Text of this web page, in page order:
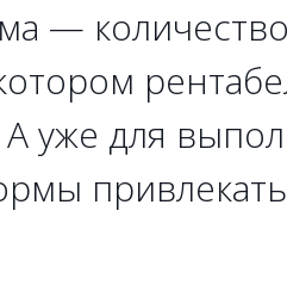
—
уже для